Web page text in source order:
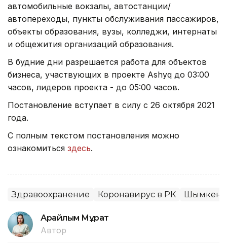
автомобильные вокзалы, автостанции/
автопереходы, пункты обслуживания пассажиров,
объекты образования, вузы, колледжи, интернаты
и общежития организаций образования.
В будние дни разрешается работа для объектов
бизнеса, участвующих в проекте Ashyq до 03:00
часов, лидеров проекта - до 05:00 часов.
Постановление вступает в силу с 26 октября 2021
года.
С полным текстом постановления можно
ознакомиться здесь.
Здравоохранение Коронавирус в РК Шымкент
Арайлым Мұрат
Автор